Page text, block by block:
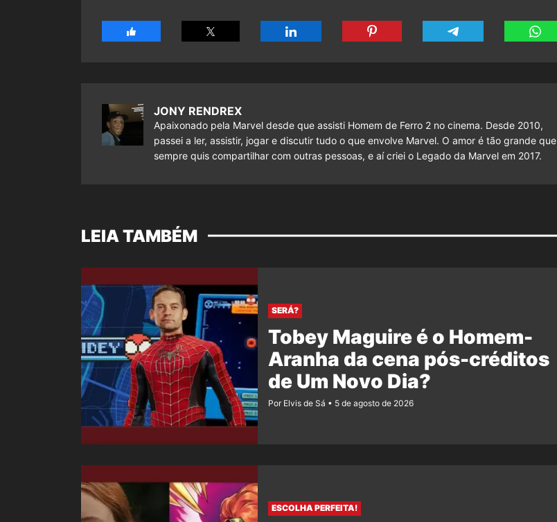
JONY RENDREX
Apaixonado pela Marvel desde que assisti Homem de Ferro 2 no cinema. Desde 2010,
passei a ler, assistir, jogar e discutir tudo o que envolve Marvel. O amor é tão grande que
sempre quis compartilhar com outras pessoas, e aí criei o Legado da Marvel em 2017.
LEIA TAMBÉM
SERÁ?
Tobey Maguire é o Homem-
Aranha da cena pós-créditos
de Um Novo Dia?
Por Elvis de Sá 5 de agosto de 2026
ESCOLHA PERFEITA!